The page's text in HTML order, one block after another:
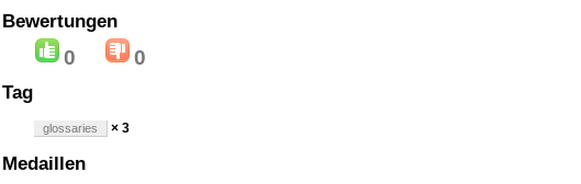
Bewertungen
0 0
Tag
glossaries × 3
Medaillen